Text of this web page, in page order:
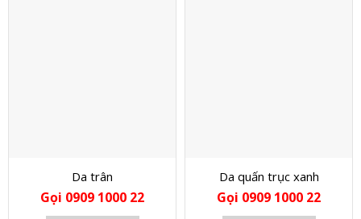
Da trân
Gọi 0909 1000 22
Da quấn trục xanh
Gọi 0909 1000 22